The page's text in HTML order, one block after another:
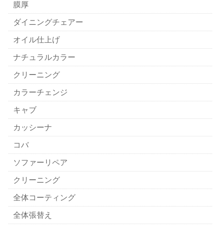
膜厚
ダイニングチェアー
オイル仕上げ
ナチュラルカラー
クリーニング
カラーチェンジ
キャブ
カッシーナ
コバ
ソファーリペア
クリーニング
全体コーティング
全体張替え